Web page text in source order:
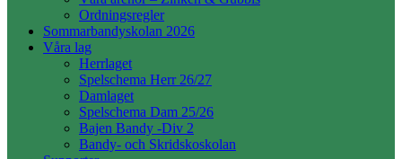
Ordningsregler
Sommarbandyskolan 2026
Våra lag
Herrlaget
Spelschema Herr 26/27
Damlaget
Spelschema Dam 25/26
Bajen Bandy -Div 2
Bandy- och Skridskoskolan